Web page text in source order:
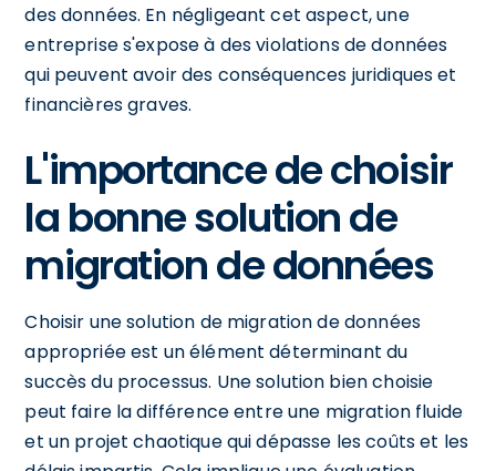
des données. En négligeant cet aspect, une
entreprise s'expose à des violations de données
qui peuvent avoir des conséquences juridiques et
financières graves.
L'importance de choisir
la bonne solution de
migration de données
Choisir une solution de migration de données
appropriée est un élément déterminant du
succès du processus. Une solution bien choisie
peut faire la différence entre une migration fluide
et un projet chaotique qui dépasse les coûts et les